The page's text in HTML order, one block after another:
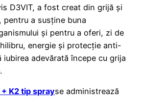
D3VIT, a fost creat din grijă și
pentru a susține buna
și pentru a oferi, zi de
energie și protecție anti-
iubirea adevărată începe cu grija
K2 tip sprayse administrează